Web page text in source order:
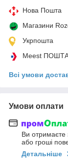
Нова Пошта
Магазини
Укрпошта
Meest
Всі умови
Умови оплати
Ви отримаєте
або гроші
Детальніше